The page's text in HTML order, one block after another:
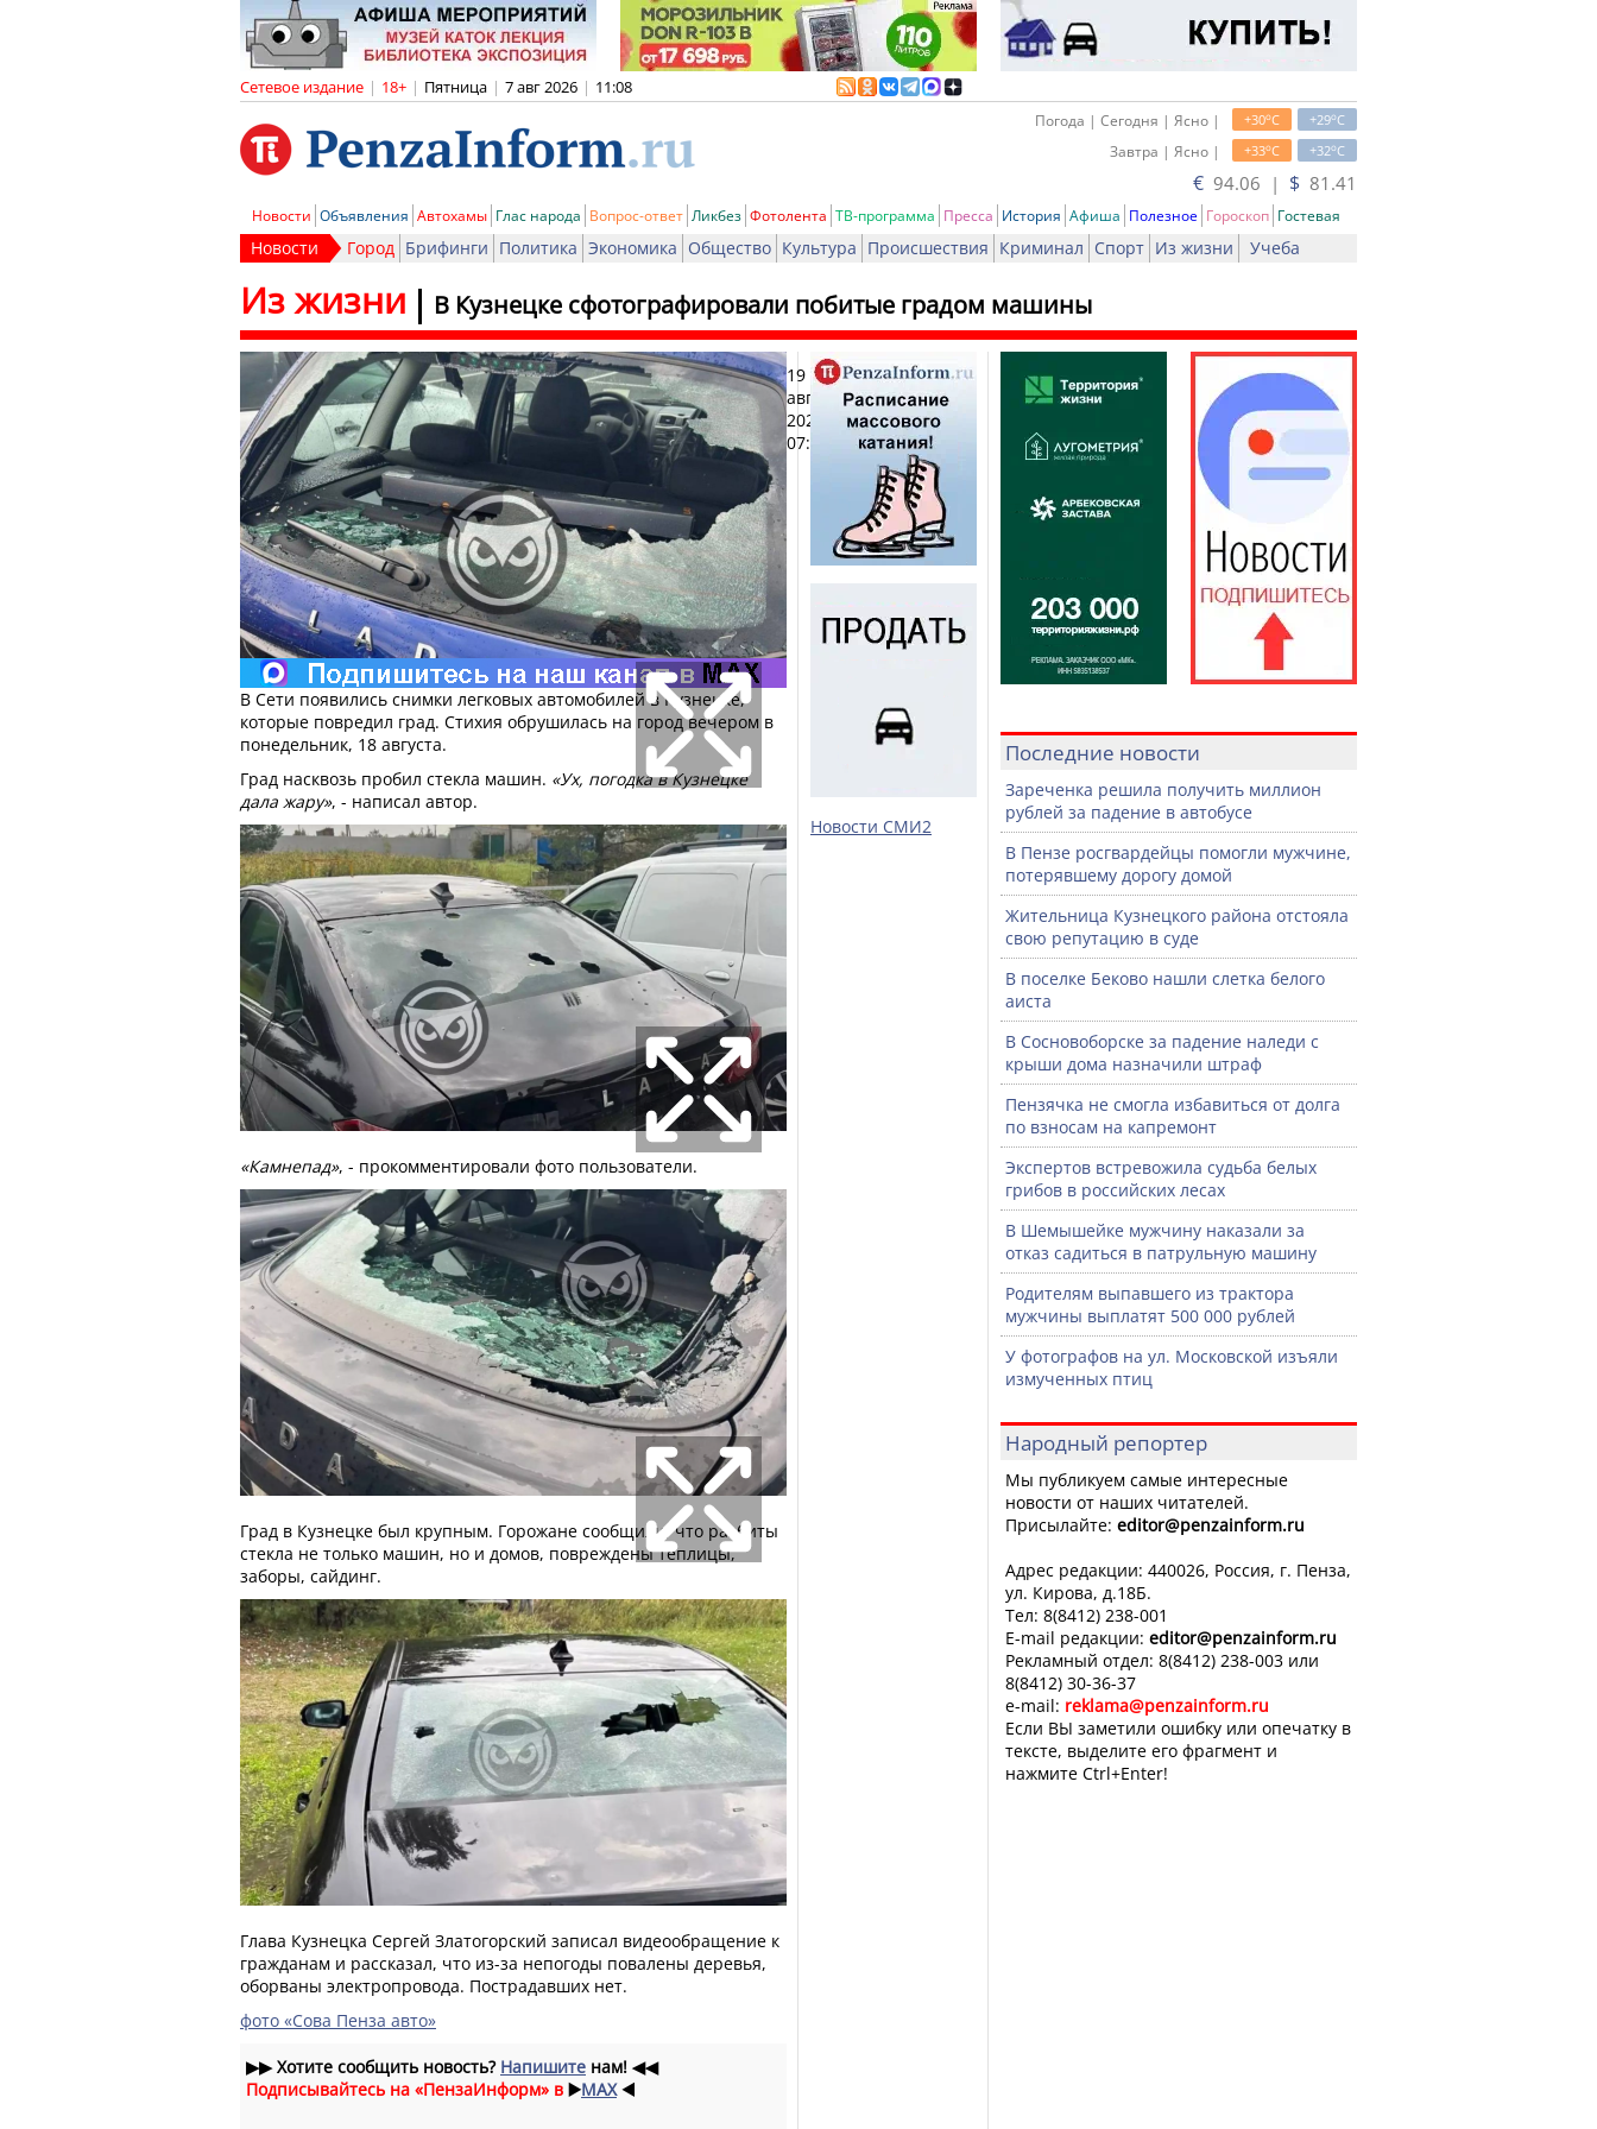
Сетевое издание | 18+ | Пятница | 7 авг 2026 | 11:08
+29oC
+30oC
Погода | Сегодня | Ясно |
+32oC
+33oC
Завтра | Ясно |
€ 94.06 | $ 81.41
Новости Объявления Автохамы Глас народа Вопрос-ответ Ликбез Фотолента ТВ-программа Пресса История Афиша Полезное Гороскоп Гостевая
Новости Город Брифинги Политика Экономика Общество Культура Происшествия Криминал Спорт Из жизни Учеба
В Кузнецке сфотографировали побитые градом машины
Из жизни
19
августа
2025,
07:52
Печать
В Сети появились снимки легковых автомобилей в Кузнецке,
которые повредил град. Стихия обрушилась на город вечером в
понедельник, 18 августа.
Град насквозь пробил стекла машин. «Ух, погодка в Кузнецке
дала жару», - написал автор.
«Камнепад», - прокомментировали фото пользователи.
Град в Кузнецке был крупным. Горожане сообщили, что разбиты
стекла не только машин, но и домов, повреждены теплицы,
заборы, сайдинг.
Глава Кузнецка Сергей Златогорский записал видеообращение к
гражданам и рассказал, что из-за непогоды повалены деревья,
оборваны электропровода. Пострадавших нет.
фото «Сова Пенза авто»
▶▶Хотите сообщить новость? Напишите нам! ◀◀
Подписывайтесь на «ПензаИнформ» в ▶️MAX ◀️
Новости СМИ2
Последние новости
Зареченка решила получить миллион
рублей за падение в автобусе
В Пензе росгвардейцы помогли мужчине,
потерявшему дорогу домой
Жительница Кузнецкого района отстояла
свою репутацию в суде
В поселке Беково нашли слетка белого
аиста
В Сосновоборске за падение наледи с
крыши дома назначили штраф
Пензячка не смогла избавиться от долга
по взносам на капремонт
Экспертов встревожила судьба белых
грибов в российских лесах
В Шемышейке мужчину наказали за
отказ садиться в патрульную машину
Родителям выпавшего из трактора
мужчины выплатят 500 000 рублей
У фотографов на ул. Московской изъяли
измученных птиц
Народный репортер
Мы публикуем самые интересные
новости от наших читателей.
Присылайте: editor@penzainform.ru
Адрес редакции: 440026, Россия, г. Пенза,
ул. Кирова, д.18Б.
Тел: 8(8412) 238-001
E-mail редакции: editor@penzainform.ru
Рекламный отдел: 8(8412) 238-003 или
8(8412) 30-36-37
e-mail: reklama@penzainform.ru
Если ВЫ заметили ошибку или опечатку в
тексте, выделите его фрагмент и
нажмите Ctrl+Enter!